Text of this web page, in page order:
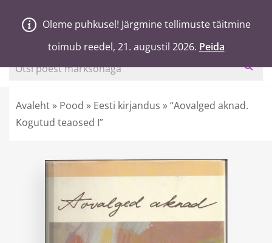
Vanaja Hea
Otsi poest märksõnaga
Ostukorv
Avaleht » Pood » Eesti kirjandus »“Aovalged aknad.
Kogutud teaosed I”
Oleme puhkusel! Järgmine tellimuste täitmine
toimub reedel, 21. augustil 2026. Peida
Oleme puhkusel! Järgmine tellimuste täitmine
toimub reedel, 21. augustil 2026. Peida